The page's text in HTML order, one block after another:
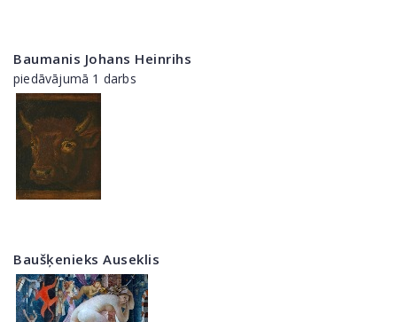
Baumanis Johans Heinrihs
piedāvājumā 1 darbs
Baušķenieks Auseklis